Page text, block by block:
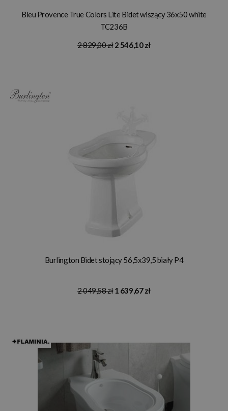
Bleu Provence True Colors Lite Bidet wiszący 36x50 white
TC236B
2 829,00 zł 2 546,10 zł
Burlington Bidet stojący 56,5x39,5 biały P4
2 049,58 zł 1 639,67 zł